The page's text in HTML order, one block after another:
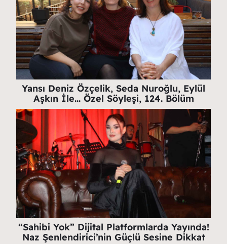
Yansı Deniz Özçelik, Seda Nuroğlu, Eylül
Aşkın İle… Özel Söyleşi, 124. Bölüm
“Sahibi Yok” Dijital Platformlarda Yayında!
Naz Şenlendirici’nin Güçlü Sesine Dikkat